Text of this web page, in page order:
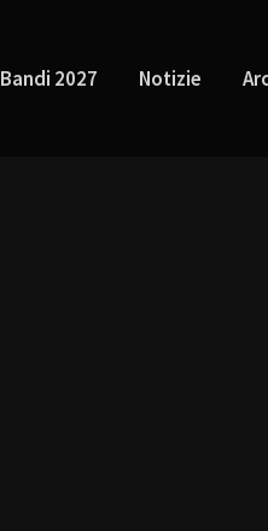
Bandi 2027 Notizie